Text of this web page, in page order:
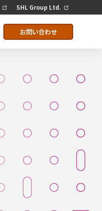
SHL Group Ltd.
お問い合わせ